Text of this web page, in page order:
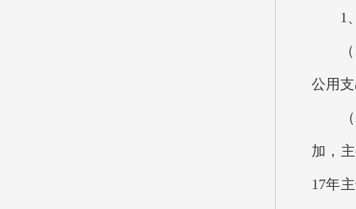
1、
（1
公用
（2
加，
17年